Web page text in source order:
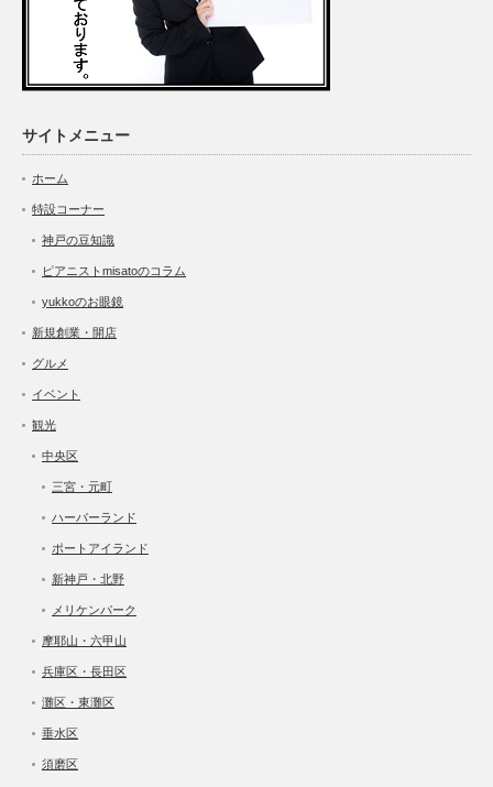
サイトメニュー
ホーム
特設コーナー
神戸の豆知識
ピアニストmisatoのコラム
yukkoのお眼鏡
新規創業・開店
グルメ
イベント
観光
中央区
三宮・元町
ハーバーランド
ポートアイランド
新神戸・北野
メリケンパーク
摩耶山・六甲山
兵庫区・長田区
灘区・東灘区
垂水区
須磨区